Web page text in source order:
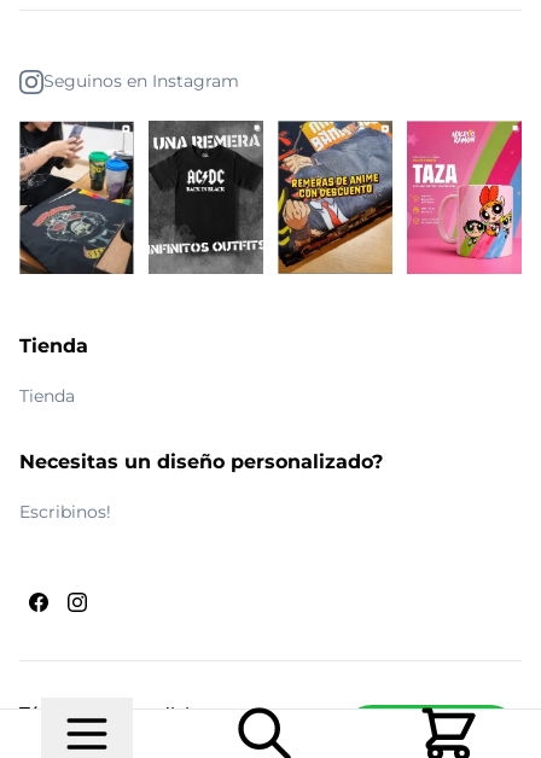
Escribinos
Seguinos en Instagram
Tienda
Tienda
Necesitas un diseño personalizado?
Escribinos!
© 2026 Maldito RamónRealizado por Ecwid de
Términos y condiciones